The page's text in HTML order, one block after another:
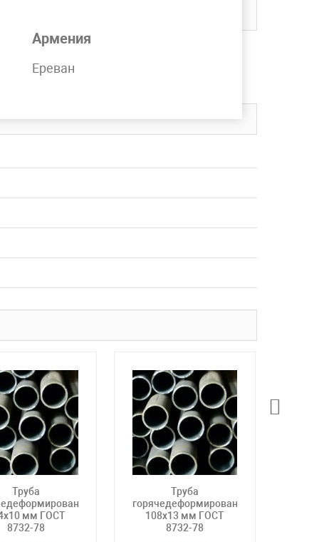
Армения
Ереван
на складе компании MetPromKo.
в любой регион СНГ.
Труба
мм ГОСТ
8732-78
Труба
горячедеформированная
108х13 мм ГОСТ
8732-78